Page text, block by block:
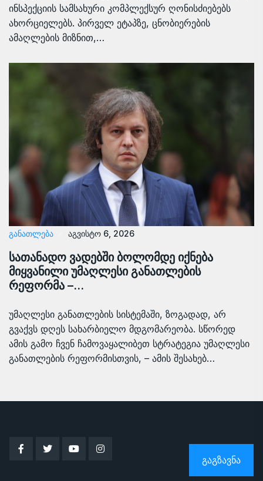
ინსპექციის სამსახური კომპლექსურ ღონისძიებებს
ახორციელებს. პირველ ეტაპზე, ცნობიერების
ამაღლების მიზნით,…
ᲒᲐᲜᲐᲗᲚᲔᲑᲐ აგვისტო 6, 2026
სათანადო ვადებში ბოლომდე იქნება
მიყვანილი უმაღლესი განათლების
რეფორმა –…
უმაღლესი განათლების სისტემაში, ზოგადად, არ
გვაქვს დღეს სახარბიელო მდგომარეობა. სწორედ
ამის გამო ჩვენ ჩამოვაყალიბეთ სტრატეგია უმაღლესი
განათლების რეფორმისთვის, – ამის შესახებ…
ᲒᲐᲒᲖᲐᲕᲜᲐ